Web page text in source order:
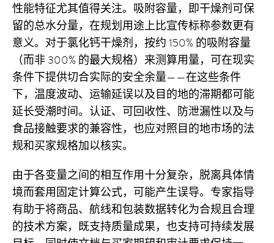
性能特征尤其值得关注。吸附容量，即干燥剂可保
留的总水分量，在规划用途上比宣传标称参数更有
意义。对于氯化钙干燥剂，按约 150% 的吸附容量
（而非 300% 的最大规格）来测算用量，可在现实
条件下提供切合实际的安全余量——在这些条件
下，温度波动、运输延误以及目的地的滞期都可能
延长受潮时间。认证、可回收性、防泄漏性以及与
食品接触要求的兼容性，也应对照目的地市场的法
规和买家规格加以核实。
由于各变量之间的相互作用十分复杂，脱离具体情
境而套用固定计算公式，可能产生误导。专家指导
有助于将商品、航线和包装数据转化为合规且合理
的技术方案，既支持质量成果，也支持可持续发展